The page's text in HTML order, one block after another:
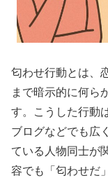
匂わせ行動とは、
まで暗示的に何ら
す。こうした行動
ブログなどでも広
ている人物同士が
容でも「匂わせだ